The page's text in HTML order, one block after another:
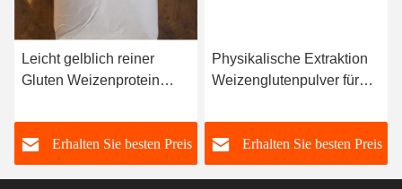
Leicht gelblich reiner
Gluten Weizenprotein
Erhalten Sie besten Preis
Physikalische Extraktion
Weizenglutenpulver für
Erhalten Sie besten Preis